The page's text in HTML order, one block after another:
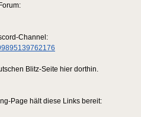
Channel:
Blitz-Seite hier dorthin.
Page hält diese Links bereit: